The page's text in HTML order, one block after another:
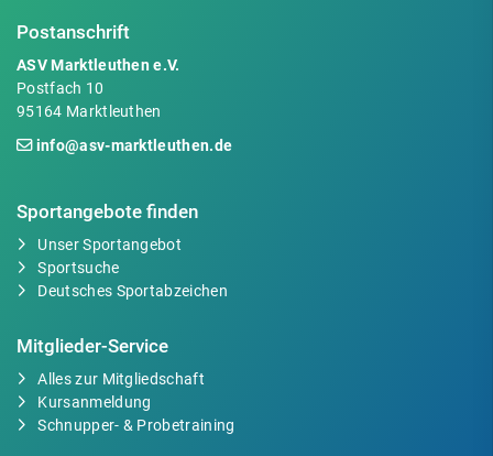
Postanschrift
ASV Marktleuthen e.V.
Postfach 10
95164 Marktleuthen
info@asv-marktleuthen.de
Sportangebote finden
Unser Sportangebot
Sportsuche
Deutsches Sportabzeichen
Mitglieder-Service
Alles zur Mitgliedschaft
Kursanmeldung
Schnupper- & Probetraining